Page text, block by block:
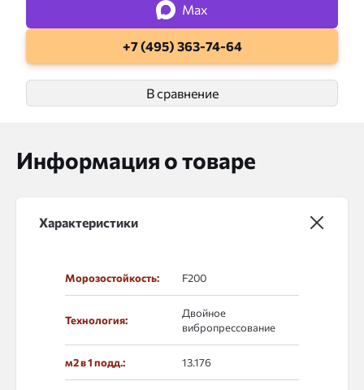
Max
+7 (495) 363-74-64
В сравнение
Информация о товаре
Характеристики
Морозостойкость: F200
Технология:
Двойное
вибропрессование
м2 в 1 подд.: 13.176